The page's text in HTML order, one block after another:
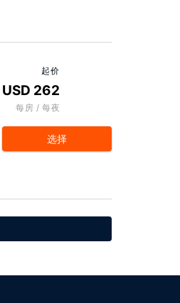
起价
USD 262
每房 / 每夜
选择